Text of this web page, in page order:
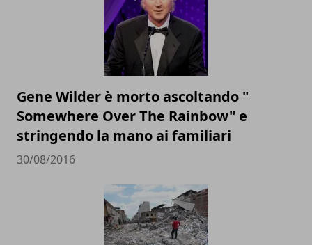
Gene Wilder è morto ascoltando "
Somewhere Over The Rainbow" e
stringendo la mano ai familiari
30/08/2016